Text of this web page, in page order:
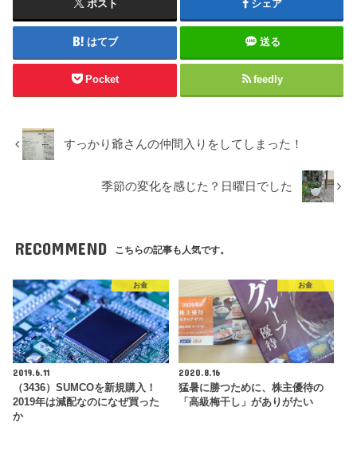
ポスト シェア
はてブ 送る
Pocket feedly
すっかり爺さんの仲間入りをしてしまった！
季節の変化を感じた？日曜日でした
RECOMMEND こちらの記事も人気です。
お金
2019.6.11
（3436）SUMCOを新規購入！
2019年は減配なのになぜ買った
か
お金
2020.8.16
猛暑に勝つために、株主優待の
「高級梅干し」がありがたい